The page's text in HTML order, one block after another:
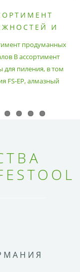
И
продуманных
В ассортимент
для пиления, в том
FS-EP, алмазный